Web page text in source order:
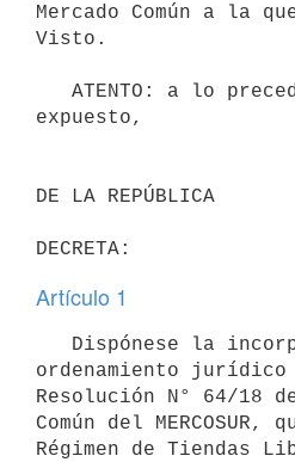
Mercado Común a la
Visto.
expuesto,
DE LA REPÚBLICA
Artículo 1
ordenamiento
Resolución N° 64/18
Común del MERCOSUR,
Régimen de Tiendas